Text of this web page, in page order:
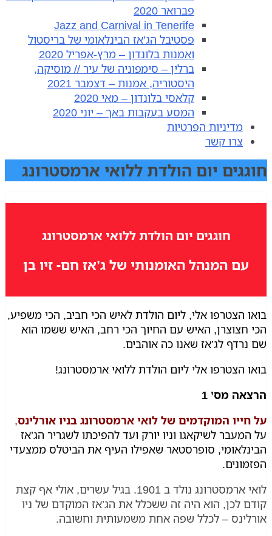
פברואר 2020
Jazz and Carnival in Tenerife
פסטיבל הג’אז הבינלאומי של בריסטול
ואמנות בלונדון – מרץ-אפריל 2020
ברלין – סימפוניה של עיר // מוסיקה,
היסטוריה, אמנות – דצמבר 2021
קלאסי בלונדון – מאי 2020
המסע בעקבות באך – יוני 2020
מדיניות הפרטיות
צרו קשר
יום הולדת ללואי ארמסטרונג
חוגגים יום הולדת ללואי ארמסטרונג
המנהל האומנותי של ג’אז חם- זיו בן
הצטרפו אלי, ליום הולדת לאיש הכי חביב, הכי משפיע,
האיש עם החיוך הכי רחב, האיש ששמו הוא
לג’אז שאנו כה אוהבים.
הצטרפו אלי ליום הולדת ללואי ארמסטרונג!
מס’ 1
המוקדמים של לואי ארמסטרונג בניו אורלינס,
לשיקאגו וניו יורק ועד להפיכתו לשגריר הג’אז
סופרסטאר שאפילו העיף את הביטלס ממצעדי
לואי ארמסטרונג נולד ב 1901. בגיל עשרים, אולי אף קצת
לכן, הוא היה זה ששכלל את הג’אז המוקדם של ניו
– לכלל שפה אחת משמעותית וחשובה.